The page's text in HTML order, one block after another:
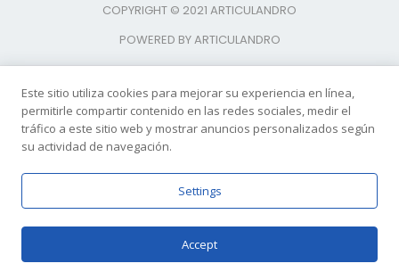
COPYRIGHT © 2021 ARTICULANDRO
POWERED BY ARTICULANDRO
Este sitio utiliza cookies para mejorar su experiencia en línea,
permitirle compartir contenido en las redes sociales, medir el
tráfico a este sitio web y mostrar anuncios personalizados según
su actividad de navegación.
Settings
Accept